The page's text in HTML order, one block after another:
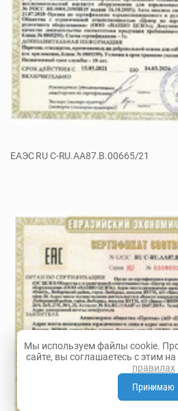
ЕАЭС RU С-RU.АА87.В.00665/21
Мы используем файлы cookie.
сайте, вы соглашаетесь с этим
правилах
Принимаю